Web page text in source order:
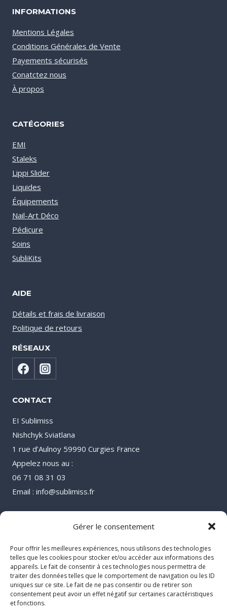
Gérer le consentement
Pour offrir les meilleures expériences, nous utilisons des technologies
telles que les cookies pour stocker et/ou accéder aux informations des
appareils. Le fait de consentir à ces technologies nous permettra de
traiter des données telles que le comportement de navigation ou les ID
uniques sur ce site. Le fait de ne pas consentir ou de retirer son
consentement peut avoir un effet négatif sur certaines caractéristiques
et fonctions.
INFORMATIONS
Mentions Légales
Conditions Générales de Vente
Payements sécurisés
Conatctez nous
À propos
CATÉGORIES
EMI
Staleks
Lippi Slider
Liquides
Équipements
Nail-Art Déco
Pédicure
Soins
SubliKits
AIDE
Détails et frais de livraison
Politique de retours
RÉSEAUX
CONTACT
EI Sublimiss
Nishchyk Sviatlana
1 rue d’Aulnoy 59990 Curgies France
Appelez nous au :
06 71 08 31 03
Email : info@sublimiss.fr